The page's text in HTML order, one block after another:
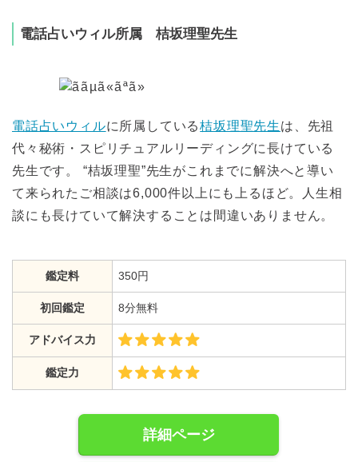
電話占いウィル所属 桔坂理聖先生
電話占いウィルに所属している桔坂理聖先生は、先祖
代々秘術・スピリチュアルリーディングに長けている
先生です。 “桔坂理聖”先生がこれまでに解決へと導い
て来られたご相談は6,000件以上にも上るほど。人生相
談にも長けていて解決することは間違いありません。
鑑定料 350円
初回鑑定 8分無料
アドバイス力
鑑定力
詳細ページ